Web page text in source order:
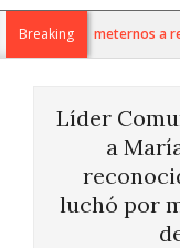
Navigation
MenuBreaking
comprometernos a
Líder
a
luchó por